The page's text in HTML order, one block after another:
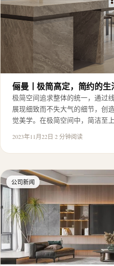
俪曼丨极简高定，简约的生
极简空间追求整体的统一，通过
展现细致而不失大气的细节，创
觉美学。在极简空间中，简洁至
2023年11月22日·2 分钟阅读
公司新闻